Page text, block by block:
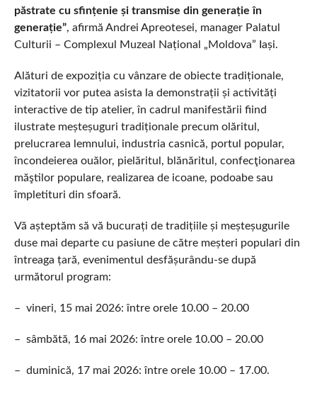
păstrate cu sfințenie și transmise din generație în
generație”, afirmă Andrei Apreotesei, manager Palatul
Culturii – Complexul Muzeal Național „Moldova” Iași.
Alături de expoziția cu vânzare de obiecte tradiționale,
vizitatorii vor putea asista la demonstrații și activități
interactive de tip atelier, în cadrul manifestării fiind
ilustrate meșteșuguri tradiționale precum olăritul,
prelucrarea lemnului, industria casnică, portul popular,
încondeierea ouălor, pielăritul, blănăritul, confecţionarea
măştilor populare, realizarea de icoane, podoabe sau
împletituri din sfoară.
Vă așteptăm să vă bucurați de tradițiile și meșteșugurile
duse mai departe cu pasiune de către meșteri populari din
întreaga țară, evenimentul desfășurându-se după
următorul program:
– vineri, 15 mai 2026: între orele 10.00 – 20.00
– sâmbătă, 16 mai 2026: între orele 10.00 – 20.00
– duminică, 17 mai 2026: între orele 10.00 – 17.00.